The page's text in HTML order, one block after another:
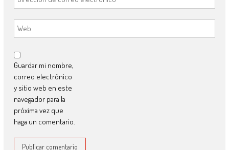
Guardar mi nombre,
correo electrónico
y sitio web en este
navegador para la
próxima vez que
haga un comentario.